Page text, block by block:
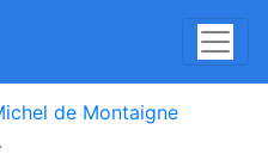
de Montaigne